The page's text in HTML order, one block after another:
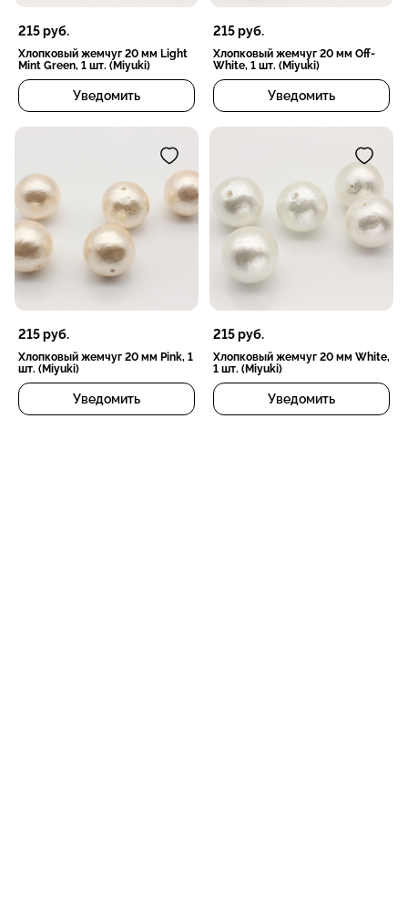
215руб.
Хлопковый жемчуг 20 мм Light
Mint Green, 1 шт. (Miyuki)
Уведомить
215руб.
Хлопковый жемчуг 20 мм Off-
White, 1 шт. (Miyuki)
Уведомить
215руб.
Хлопковый жемчуг 20 мм Pink, 1
шт. (Miyuki)
Уведомить
215руб.
Хлопковый жемчуг 20 мм White,
1 шт. (Miyuki)
Уведомить